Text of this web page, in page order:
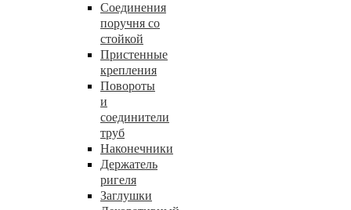
Соединения
поручня со
стойкой
Пристенные
крепления
Повороты
и
соединители
труб
Наконечники
Держатель
ригеля
Заглушки